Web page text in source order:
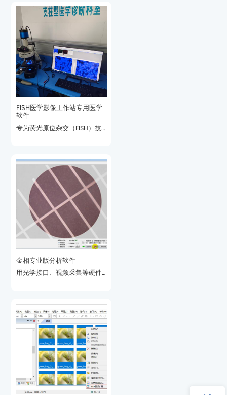
软件
金相专业版分析软件
关检验结果。(金相分析软件)